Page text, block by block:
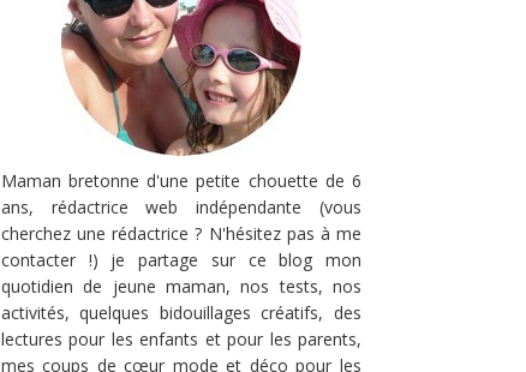
Maman bretonne d'une petite chouette de 6
ans, rédactrice web indépendante (vous
cherchez une rédactrice ? N'hésitez pas à me
contacter !) je partage sur ce blog mon
quotidien de jeune maman, nos tests, nos
activités, quelques bidouillages créatifs, des
lectures pour les enfants et pour les parents,
mes coups de cœur mode et déco pour les